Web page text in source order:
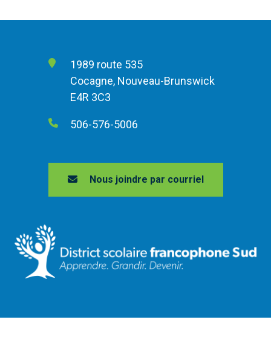
1989 route 535
Cocagne, Nouveau-Brunswick
E4R 3C3
506-576-5006
Nous joindre par courriel